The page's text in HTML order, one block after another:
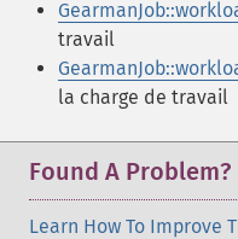
travail
la charge de travail
Found A Problem?
Learn How To Improve